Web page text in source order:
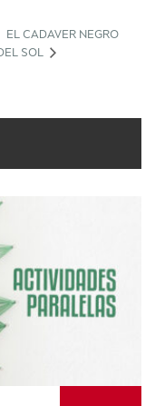
EL CADAVER NEGRO
SOL